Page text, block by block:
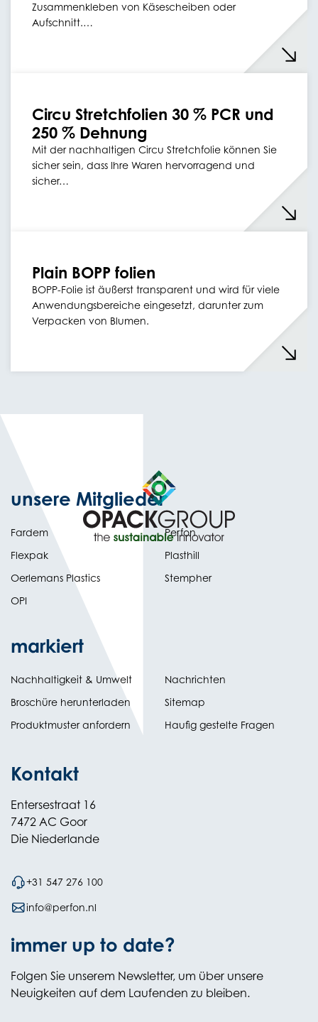
Zusammenkleben von Käsescheiben oder
Aufschnitt.…
Circu Stretchfolien 30 % PCR und
250 % Dehnung
Mit der nachhaltigen Circu Stretchfolie können Sie
sicher sein, dass Ihre Waren hervorragend und
sicher…
Plain BOPP folien
BOPP-Folie ist äußerst transparent und wird für viele
Anwendungsbereiche eingesetzt, darunter zum
Verpacken von Blumen.
unsere Mitglieder
Fardem
Flexpak
Oerlemans Plastics
OPI
Perfon
Plasthill
Stempher
markiert
Nachhaltigkeit & Umwelt
Broschüre herunterladen
in
new
Produktmuster anfordern
Nachrichten
Sitemap
Haufig gestelte Fragen
Kontakt
Entersestraat 16
7472 AC Goor
Die Niederlande
+31 547 276 100
info@perfon.nl
immer up to date?
Folgen Sie unserem Newsletter, um über unsere
Neuigkeiten auf dem Laufenden zu bleiben.